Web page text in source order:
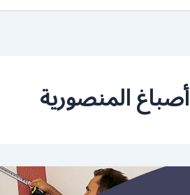
أصباغ المنصورية